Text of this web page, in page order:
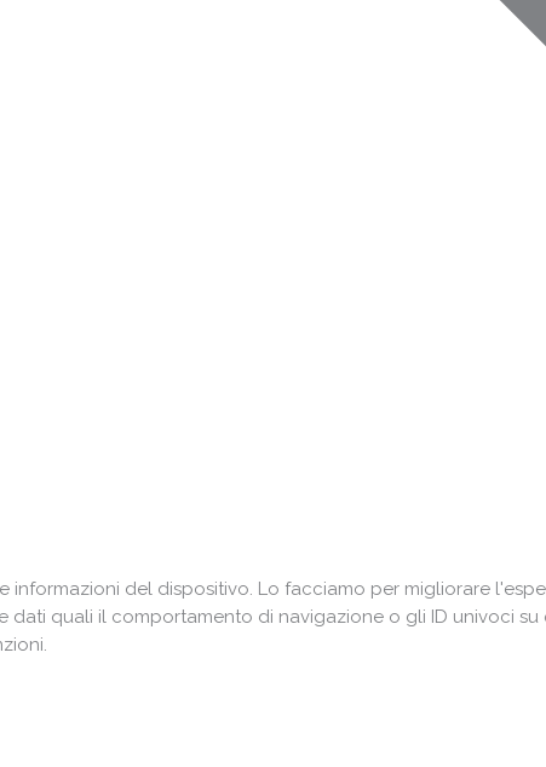
del dispositivo. Lo facciamo per migliorare
quali il comportamento di navigazione o gli ID univoci